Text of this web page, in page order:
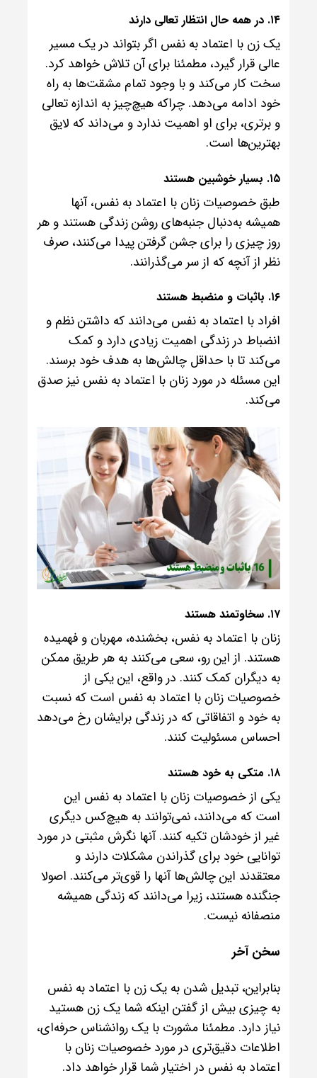
۱۴. در همه حال انتظار تعالی دارند
یک زن با اعتماد به نفس اگر بتواند در یک مسیر
عالی قرار گیرد، مطمئنا برای آن تلاش خواهد کرد.
سخت کار می‌کند و با وجود تمام مشقت‌ها به راه
خود ادامه می‌دهد. چراکه هیچ‌چیز به اندازه تعالی
و برتری، برای او اهمیت ندارد و می‌داند که لایق
بهترین‌ها است.
۱۵. بسیار خوشبین هستند
طبق خصوصیات زنان با اعتماد به نفس، آنها
همیشه به‌دنبال جنبه‌های روشن زندگی هستند و هر
روز چیزی را برای جشن گرفتن پیدا می‌کنند، صرف
نظر از آنچه که از سر می‌گذرانند.
۱۶. باثبات و منضبط هستند
افراد با اعتماد به نفس می‌دانند که داشتن نظم و
انضباط در زندگی اهمیت زیادی دارد و کمک
می‌کند تا با حداقل چالش‌ها به هدف خود برسند.
این مسئله در مورد زنان با اعتماد به نفس نیز صدق
می‌کند.
۱۷. سخاوتمند هستند
زنان با اعتماد به نفس، بخشنده، مهربان و فهمیده
هستند. از این رو، سعی می‌کنند به هر طریق ممکن
به دیگران کمک کنند. در واقع، این یکی از
خصوصیات زنان با اعتماد به نفس است که نسبت
به خود و اتفاقاتی که در زندگی برایشان رخ می‌دهد
احساس مسئولیت کنند.
۱۸. متکی به خود هستند
یکی از خصوصیات زنان با اعتماد به نفس این
است که می‌دانند، نمی‌توانند به هیچ‌کس دیگری
غیر از خودشان تکیه کنند. آنها نگرش مثبتی در مورد
توانایی‌ خود برای گذراندن مشکلات دارند و
معتقدند این چالش‌ها آنها را قوی‌تر می‌کنند. اصولا
جنگنده هستند، زیرا می‌دانند که زندگی همیشه
منصفانه نیست.
سخن آخر
بنابراین، تبدیل شدن به یک زن با اعتماد به نفس
به چیزی بیش از گفتن اینکه شما یک زن هستید
نیاز دارد. مطمئنا مشورت با یک روانشناس حرفه‌ای،
اطلاعات دقیق‌تری در مورد خصوصیات زنان با
اعتماد به نفس در اختیار شما قرار خواهد داد.